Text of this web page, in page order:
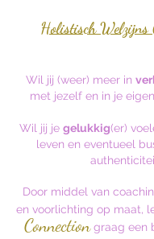
Holistisch Welzijns
Wil jij (weer) meer in
met jezelf en in je
Wil jij je gelukkig(er)
leven en eventueel
Door middel van
en voorlichting op maat,
Connection graag een